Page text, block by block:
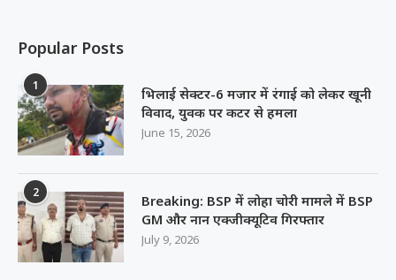
Popular Posts
1
भिलाई सेक्टर-6 मजार में रंगाई को लेकर खूनी
विवाद, युवक पर कटर से हमला
June 15, 2026
2
Breaking: BSP में लोहा चोरी मामले में BSP
GM और नान एक्जीक्यूटिव गिरफ्तार
July 9, 2026